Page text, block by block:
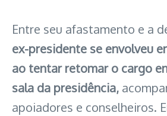
Entre seu afastamento e a
ex-presidente se envolveu
ao tentar retomar o cargo
sala da presidência,
apoiadores e conselheiros.